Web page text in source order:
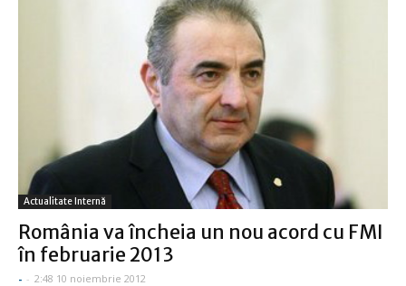
Actualitate Internă
România va încheia un nou acord cu FMI
în februarie 2013
- - 2:48 10 noiembrie 2012